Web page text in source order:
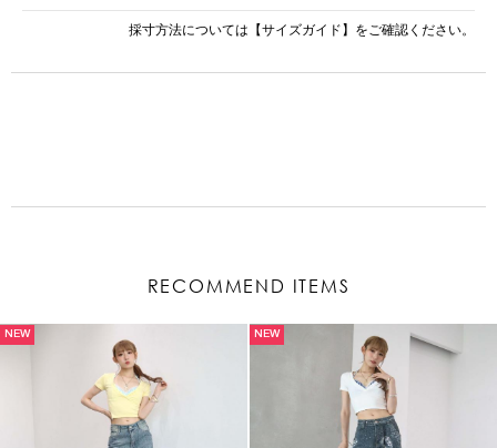
採寸方法については 【サイズガイド】 をご確認ください。
RECOMMEND ITEMS
NEW NEW